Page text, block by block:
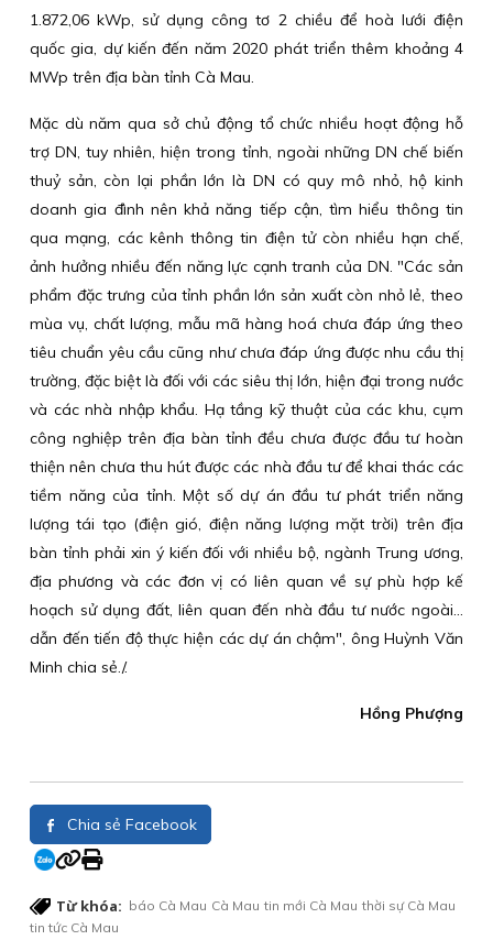
1.872,06 kWp, sử dụng công tơ 2 chiều để hoà lưới điện
quốc gia, dự kiến đến năm 2020 phát triển thêm khoảng 4
MWp trên địa bàn tỉnh Cà Mau.
Mặc dù năm qua sở chủ động tổ chức nhiều hoạt động hỗ
trợ DN, tuy nhiên, hiện trong tỉnh, ngoài những DN chế biến
thuỷ sản, còn lại phần lớn là DN có quy mô nhỏ, hộ kinh
doanh gia đình nên khả năng tiếp cận, tìm hiểu thông tin
qua mạng, các kênh thông tin điện tử còn nhiều hạn chế,
ảnh hưởng nhiều đến năng lực cạnh tranh của DN. "Các sản
phẩm đặc trưng của tỉnh phần lớn sản xuất còn nhỏ lẻ, theo
mùa vụ, chất lượng, mẫu mã hàng hoá chưa đáp ứng theo
tiêu chuẩn yêu cầu cũng như chưa đáp ứng được nhu cầu thị
trường, đặc biệt là đối với các siêu thị lớn, hiện đại trong nước
và các nhà nhập khẩu. Hạ tầng kỹ thuật của các khu, cụm
công nghiệp trên địa bàn tỉnh đều chưa được đầu tư hoàn
thiện nên chưa thu hút được các nhà đầu tư để khai thác các
tiềm năng của tỉnh. Một số dự án đầu tư phát triển năng
lượng tái tạo (điện gió, điện năng lượng mặt trời) trên địa
bàn tỉnh phải xin ý kiến đối với nhiều bộ, ngành Trung ương,
địa phương và các đơn vị có liên quan về sự phù hợp kế
hoạch sử dụng đất, liên quan đến nhà đầu tư nước ngoài...
dẫn đến tiến độ thực hiện các dự án chậm", ông Huỳnh Văn
Minh chia sẻ./.
Hồng Phượng
Chia sẻ Facebook
Từ khóa: báo Cà Mau Cà Mau tin mới Cà Mau thời sự Cà Mau
tin tức Cà Mau